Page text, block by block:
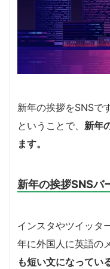
新年の挨拶をSNSで
ということで、 新年
ます。
新年の挨拶SNSバ
インスタやツイッタ
年に外国人に英語の
も短い文になってい